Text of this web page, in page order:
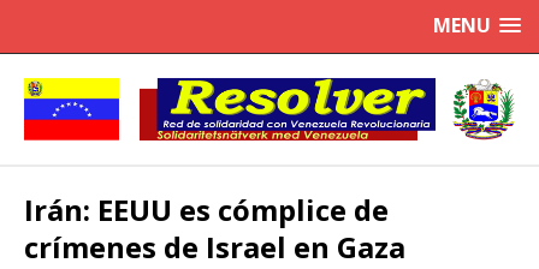
MENU
Irán: EEUU es cómplice de
crímenes de Israel en Gaza